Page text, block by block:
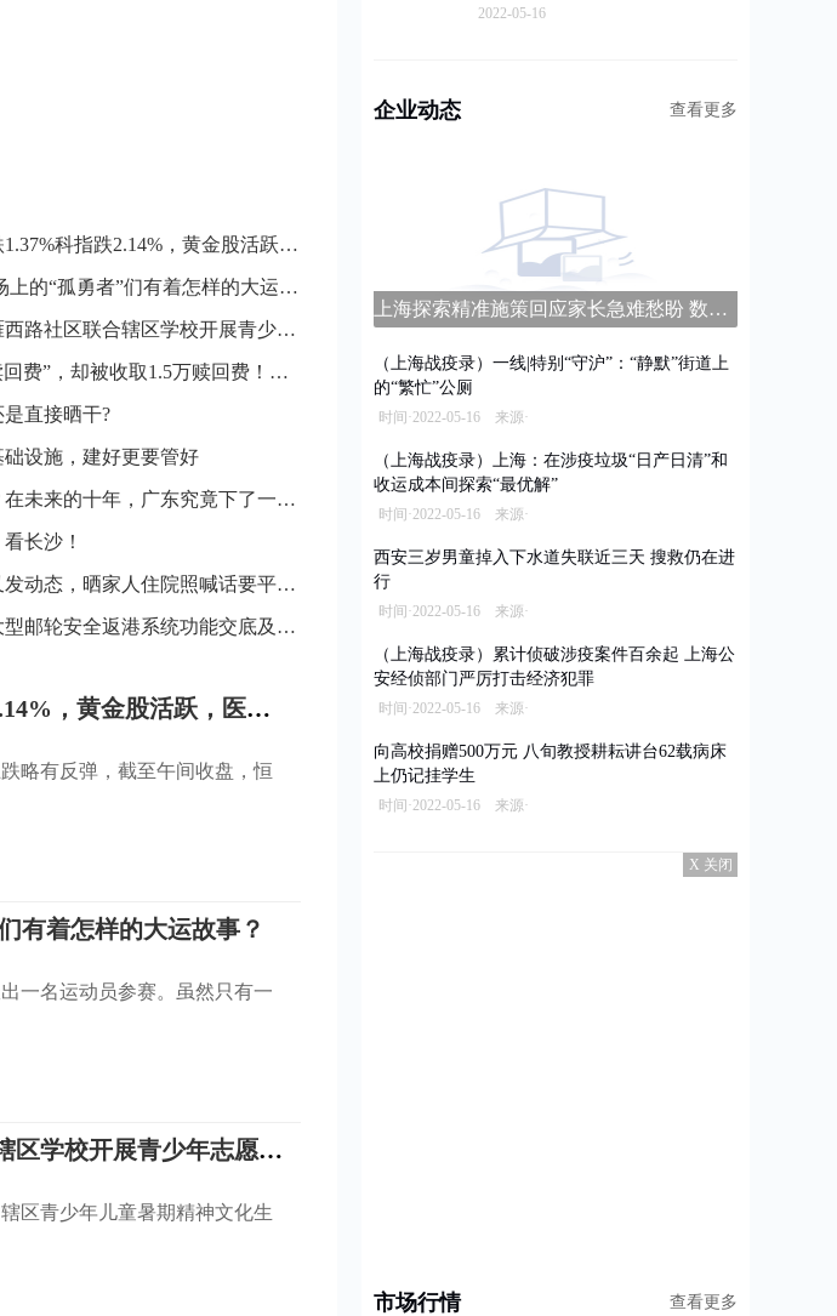
科指跌2.14%，黄金股活跃，医药股反弹
“孤勇者”们有着怎样的大运故事？
社区联合辖区学校开展青少年志愿活动
”，却被收取1.5万赎回费！原因曝光
直接晒干?
础设施，建好更要管好
的十年，广东究竟下了一盘多大的棋？
长沙！
，晒家人住院照喊话要平安，不惧大牙指控
邮轮安全返港系统功能交底及动员
港股午评：恒指跌1.37%科指跌2.14%，黄金股活跃，医药股反弹
略有反弹，截至午间收盘，恒
有着怎样的大运故事？
一名运动员参赛。虽然只有一
兰州市雁北街道雁西路社区联合辖区学校开展青少年志愿活动
区青少年儿童暑期精神文化生
2022-05-16
企业动态 查看更多
上海探索精准施策回应家长急难愁盼 数字家长学校平台上线
（上海战疫录）一线|特别“守沪”：“静默”街道上
的“繁忙”公厕
时间·2022-05-16 来源·
（上海战疫录）上海：在涉疫垃圾“日产日清”和
收运成本间探索“最优解”
时间·2022-05-16 来源·
西安三岁男童掉入下水道失联近三天 搜救仍在进
行
时间·2022-05-16 来源·
（上海战疫录）累计侦破涉疫案件百余起 上海公
安经侦部门严厉打击经济犯罪
时间·2022-05-16 来源·
向高校捐赠500万元 八旬教授耕耘讲台62载病床
上仍记挂学生
时间·2022-05-16 来源·
X 关闭
市场行情 查看更多